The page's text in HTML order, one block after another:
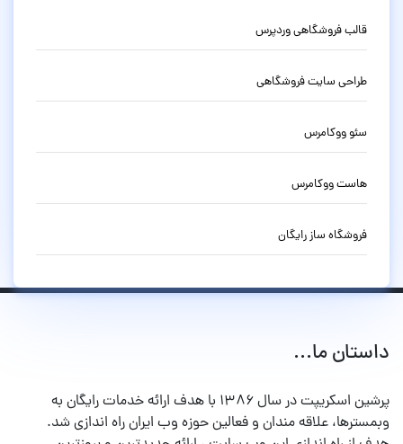
قالب فروشگاهی وردپرس
طراحی سایت فروشگاهی
سئو ووکامرس
هاست ووکامرس
فروشگاه ساز رایگان
داستان ما...
پرشین اسکریپت در سال ۱۳۸۶ با هدف ارائه خدمات رایگان به
وبمسترها، علاقه مندان و فعالین حوزه وب ایران راه اندازی شد.